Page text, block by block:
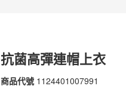
抗菌高彈連帽上衣
商品代號 1124401007991
1124401007991